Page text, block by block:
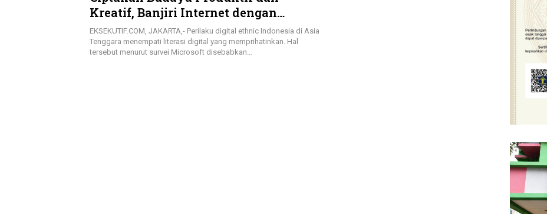
Kreatif, Banjiri Internet dengan
Konten Positif
EKSEKUTIF.COM, JAKARTA,- Perilaku digital ethnic Indonesia di Asia
Tenggara menempati literasi digital yang memprihatinkan. Hal
tersebut menurut survei Microsoft disebabkan…